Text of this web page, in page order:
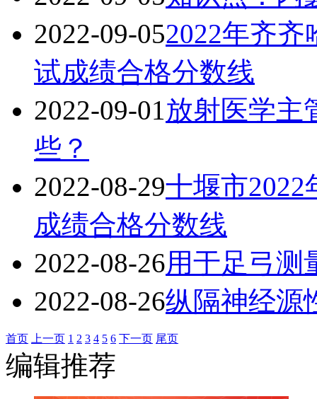
2022-09-052022年齐
试成绩合格分数线
2022-09-01放射医学主
些？
2022-08-29十堰市
成绩合格分数线
2022-08-26用于足弓测
2022-08-26纵隔神经源
首页 上一页 1 2 3 4 5 6 下一页 尾页
编辑推荐